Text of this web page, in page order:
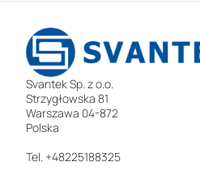
Svantek Sp. z o.o.
Strzygłowska 81
Warszawa 04-872
Polska
Tel. +48225188325